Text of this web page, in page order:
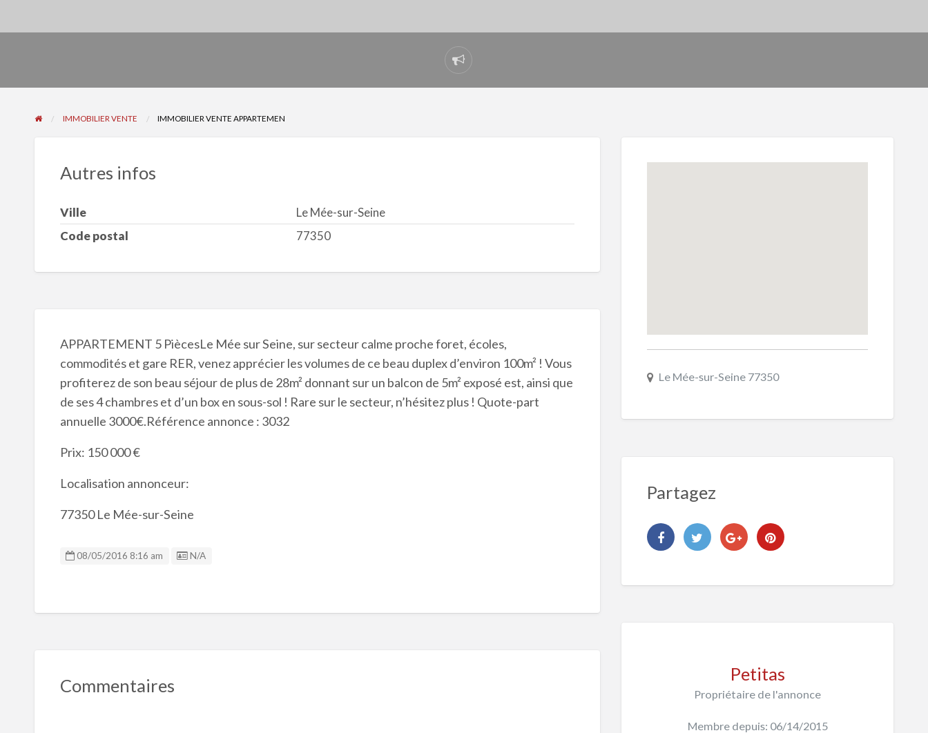
Signaler
un
IMMOBILIER VENTE IMMOBILIER VENTE APPARTEMEN
Autres infos
Ville
Le Mée-sur-Seine
Code postal
77350
APPARTEMENT 5 PiècesLe Mée sur Seine, sur secteur calme proche foret, écoles,
commodités et gare RER, venez apprécier les volumes de ce beau duplex d’environ 100m² ! Vous
profiterez de son beau séjour de plus de 28m² donnant sur un balcon de 5m² exposé est, ainsi que
de ses 4 chambres et d’un box en sous-sol ! Rare sur le secteur, n’hésitez plus ! Quote-part
annuelle 3000€.Référence annonce : 3032
Prix: 150 000 €
Localisation annonceur:
77350 Le Mée-sur-Seine
08/05/2016 8:16 am Listing ID
N/A
Commentaires
Le Mée-sur-Seine 77350
Partagez
Petitas
Propriétaire de l'annonce
Membre depuis: 06/14/2015